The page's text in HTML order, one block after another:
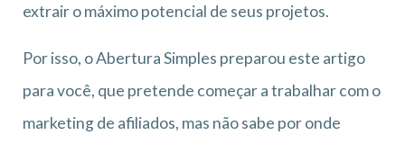
extrair o máximo potencial de seus projetos.
Por isso, o Abertura Simples preparou este artigo
para você, que pretende começar a trabalhar com o
marketing de afiliados, mas não sabe por onde